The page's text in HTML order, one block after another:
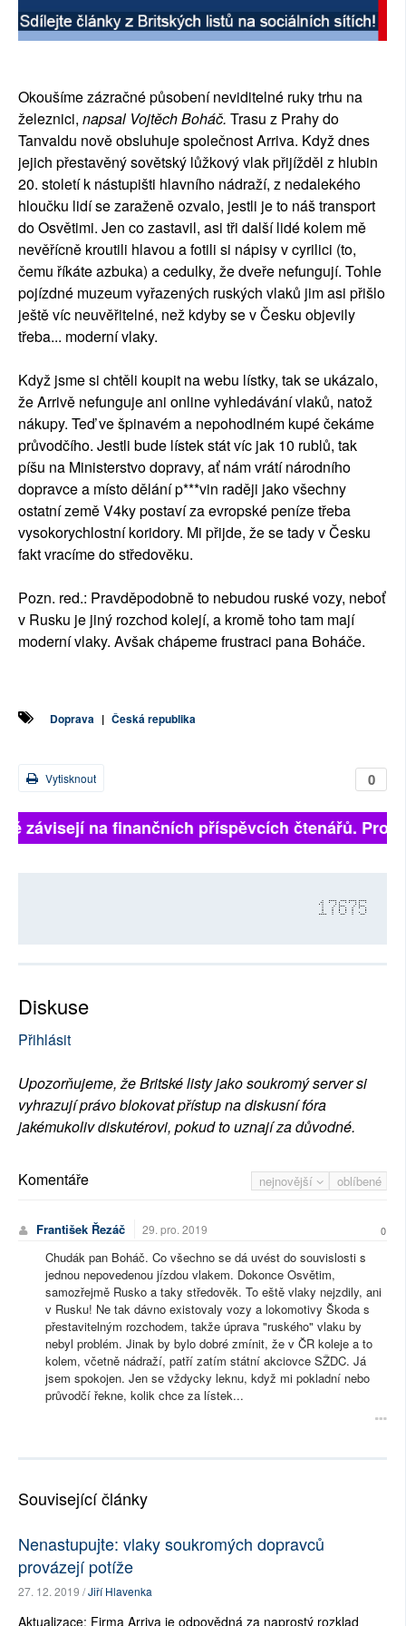
SOCIÁLNÍ SÍTĚ
PLNÁ VERZE STRÁNEK
Okoušíme zázračné působení neviditelné ruky trhu na
železnici, napsal Vojtěch Boháč. Trasu z Prahy do
Tanvaldu nově obsluhuje společnost Arriva. Když dnes
jejich přestavěný sovětský lůžkový vlak přijížděl z hlubin
20. století k nástupišti hlavního nádraží, z nedalekého
hloučku lidí se zaraženě ozvalo, jestli je to náš transport
do Osvětimi. Jen co zastavil, asi tři další lidé kolem mě
nevěřícně kroutili hlavou a fotili si nápisy v cyrilici (to,
čemu říkáte azbuka) a cedulky, že dveře nefungují. Tohle
pojízdné muzeum vyřazených ruských vlaků jim asi přišlo
ještě víc neuvěřitelné, než kdyby se v Česku objevily
třeba... moderní vlaky.
Když jsme si chtěli koupit na webu lístky, tak se ukázalo,
že Arrivě nefunguje ani online vyhledávání vlaků, natož
nákupy. Teď ve špinavém a nepohodlném kupé čekáme
průvodčího. Jestli bude lístek stát víc jak 10 rublů, tak
píšu na Ministerstvo dopravy, ať nám vrátí národního
dopravce a místo dělání p***vin raději jako všechny
ostatní země V4ky postaví za evropské peníze třeba
vysokorychlostní koridory. Mi přijde, že se tady v Česku
fakt vracíme do středověku.
Pozn. red.: Pravděpodobně to nebudou ruské vozy, neboť
v Rusku je jiný rozchod kolejí, a kromě toho tam mají
moderní vlaky. Avšak chápeme frustraci pana Boháče.
Doprava | Česká republika
0
Vytisknout
závisejí na finančních příspěvcích čtenářů.
17675
Diskuse
Přihlásit
Upozorňujeme, že Britské listy jako soukromý server si
vyhrazují právo blokovat přístup na diskusní fóra
jakémukoliv diskutérovi, pokud to uznají za důvodné.
nejnovější oblíbené
Komentáře
František Řezáč 29. pro. 2019 0
Chudák pan Boháč. Co všechno se dá uvést do souvislosti s
jednou nepovedenou jízdou vlakem. Dokonce Osvětim,
samozřejmě Rusko a taky středověk. To eště vlaky nejzdily, ani
v Rusku! Ne tak dávno existovaly vozy a lokomotivy Škoda s
přestavitelným rozchodem, takže úprava "ruského" vlaku by
nebyl problém. Jinak by bylo dobré zmínit, že v ČR koleje a to
kolem, včetně nádraží, patří zatím státní akciovce SŽDC. Já
jsem spokojen. Jen se vždycky leknu, když mi pokladní nebo
průvodčí řekne, kolik chce za lístek...
Související články
Nenastupujte: vlaky soukromých dopravců
provázejí potíže
27. 12. 2019 /Jiří Hlavenka
Aktualizace: Firma Arriva je odpovědná za naprostý rozklad